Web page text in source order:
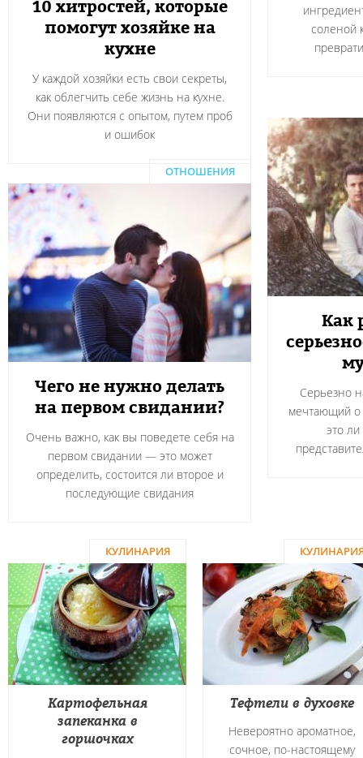
соленой
10 хитростей, которые
помогут хозяйке на
кухне
У каждой хозяйки есть свои секреты,
как облегчить себе жизнь на кухне.
Они появляются с опытом, путем проб
и ошибок
Как
Серьезно
мечтающий о
это
ОТНОШЕНИЯ
Чего не нужно делать
на первом свидании?
Очень важно, как вы поведете себя на
первом свидании — это может
определить, состоится ли второе и
последующие свидания
КУЛИНАРИЯ
Картофельная
запеканка в
горшочках
Тефтели в духовке
Невероятно ароматное,
сочное, по-настоящему